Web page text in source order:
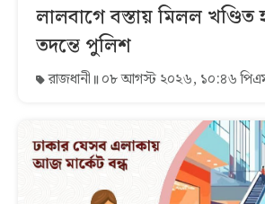
লালবাগে বস্তায় মিলল খণ্ডিত
তদন্তে পুলিশ
রাজধানী ০৮ আগস্ট ২০২৬, ১০:৪৬